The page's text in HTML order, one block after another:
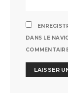
DANS LE